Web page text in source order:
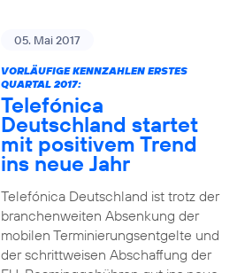
05. Mai 2017
VORLÄUFIGE KENNZAHLEN ERSTES
QUARTAL 2017:
Telefónica
Deutschland startet
mit positivem Trend
ins neue Jahr
Telefónica Deutschland ist trotz der
branchenweiten Absenkung der
mobilen Terminierungsentgelte und
der schrittweisen Abschaffung der